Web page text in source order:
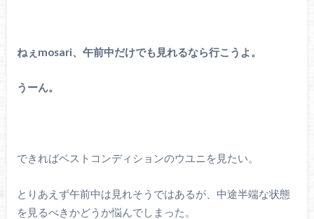
ねぇmosari、午前中だけでも見れるなら行こうよ。
うーん。
できればベストコンディションのウユニを見たい。
とりあえず午前中は見れそうではあるが、中途半端な状態
を見るべきかどうか悩んでしまった。